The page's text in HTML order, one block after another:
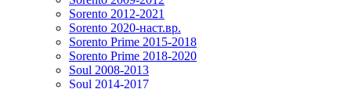
Sorento 2012-2021
Sorento 2020-наст.вр.
Sorento Prime 2015-2018
Sorento Prime 2018-2020
Soul 2008-2013
Soul 2014-2017